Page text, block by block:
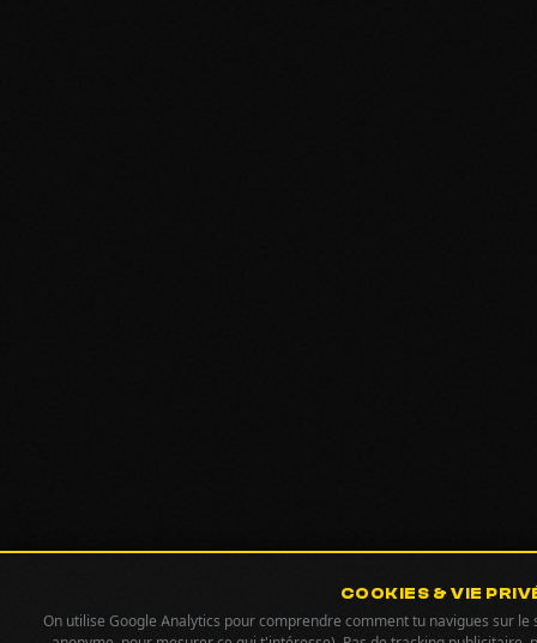
COOKIES & VIE
On utilise Google Analytics pour comprendre comment tu navigues sur